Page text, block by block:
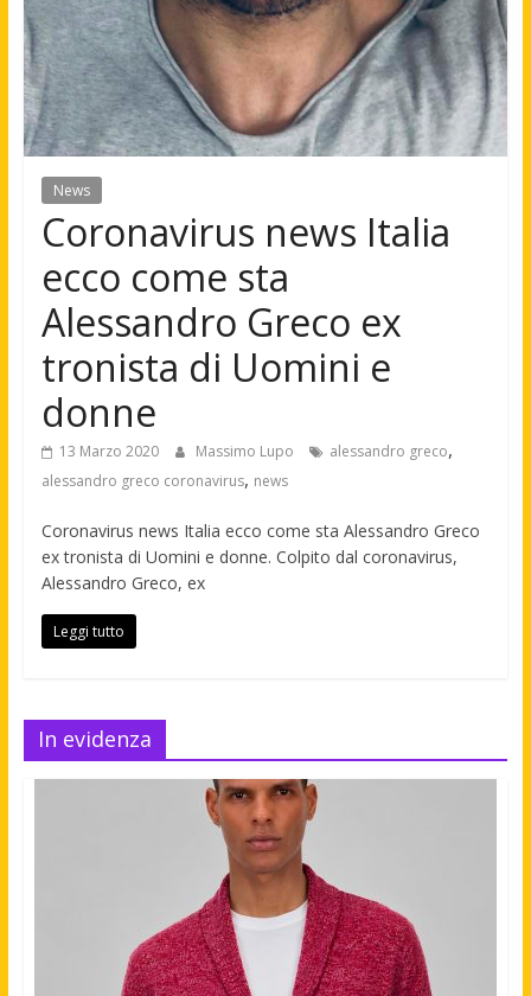
News
Coronavirus news Italia
ecco come sta
Alessandro Greco ex
tronista di Uomini e
donne
13 Marzo 2020 Massimo Lupo alessandro greco,
alessandro greco coronavirus, news
Coronavirus news Italia ecco come sta Alessandro Greco
ex tronista di Uomini e donne. Colpito dal coronavirus,
Alessandro Greco, ex
Leggi tutto
In evidenza